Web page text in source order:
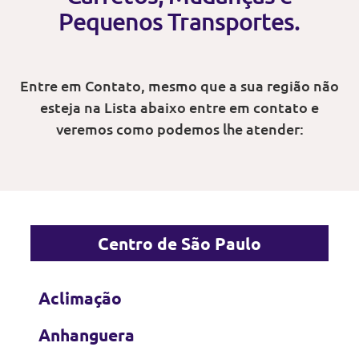
Pequenos Transportes.
Entre em Contato, mesmo que a sua região não
esteja na Lista abaixo entre em contato e
veremos como podemos lhe atender:
Centro de São Paulo
Aclimação
Anhanguera